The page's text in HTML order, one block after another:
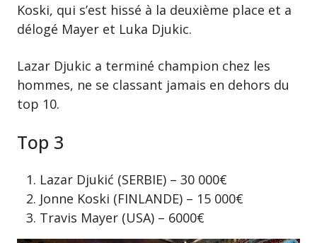
Koski, qui s’est hissé à la deuxième place et a
délogé Mayer et Luka Djukic.
Lazar Djukic a terminé champion chez les
hommes, ne se classant jamais en dehors du
top 10.
Top 3
Lazar Djukić (SERBIE) – 30 000€
Jonne Koski (FINLANDE) – 15 000€
Travis Mayer (USA) – 6000€